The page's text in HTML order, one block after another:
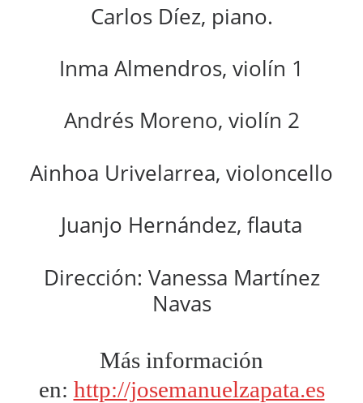
Carlos Díez, piano.
Inma Almendros, violín 1
Andrés Moreno, violín 2
Ainhoa Urivelarrea, violoncello
Juanjo Hernández, flauta
Dirección: Vanessa Martínez
Navas
Más información
en: http://josemanuelzapata.es